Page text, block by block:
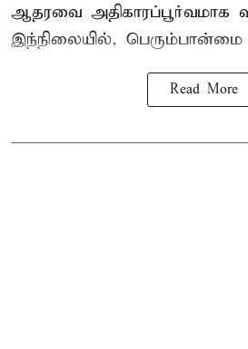
ஆதரவை அதிகாரப்பூர்வமாக
இந்நிலையில், பெரும்பான்மை
Read More